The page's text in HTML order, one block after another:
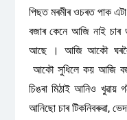
পিছত মৰমীৰ ওচৰত পাক এটা
বজাৰ কেনে আজি নাই চাৰ
আছে । আজি আকৌ ঘৰলৈ
আকৌ সুধিলে কয় আজি
চিঙৰা মিঠাই আনিও
আনিছো চাৰ টিকনিবৰুৱা,